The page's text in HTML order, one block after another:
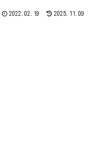
2022.02.19 2025.11.09